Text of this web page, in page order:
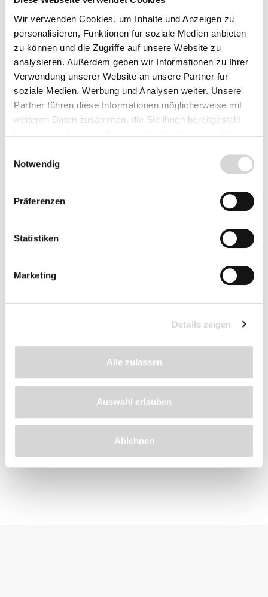
Wir verwenden Cookies, um Inhalte und Anzeigen zu
personalisieren, Funktionen für soziale Medien anbieten
zu können und die Zugriffe auf unsere Website zu
analysieren. Außerdem geben wir Informationen zu Ihrer
Verwendung unserer Website an unsere Partner für
soziale Medien, Werbung und Analysen weiter. Unsere
Partner führen diese Informationen möglicherweise mit
weiteren Daten zusammen, die Sie ihnen bereitgestellt
Notwendig
Präferenzen
Statistiken
Marketing
Details zeigen
Alle zulassen
Auswahl erlauben
Ablehnen
Wurzelware
Rose White Meidiland ® - Meilland
Wurzelnackte Rosen sind ab Mitte Oktober 2026 bis Ende April 2027 lieferbar! Sie können
bereits für Herbst vorbestellen!
A-Qualität, wurzelnackt
leichter Duft
Menge
ab5
Beschreibung